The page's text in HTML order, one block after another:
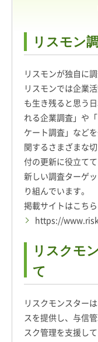
リスモン
リスモンが独自に
リスモンでは企業
も生き残ると思う
れる企業調査」や
ケート調査」など
関するさまざまな
付の更新に役立て
新しい調査ターゲ
り組んでいます。
掲載サイトはこち
https://
リスクモ
て
リスクモンスター
スを提供し、与信
スク管理を支援し